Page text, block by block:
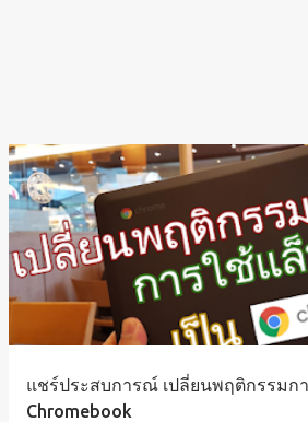
แชร์ประสบการณ์ เปลี่ยนพฤติกรรมก
Chromebook